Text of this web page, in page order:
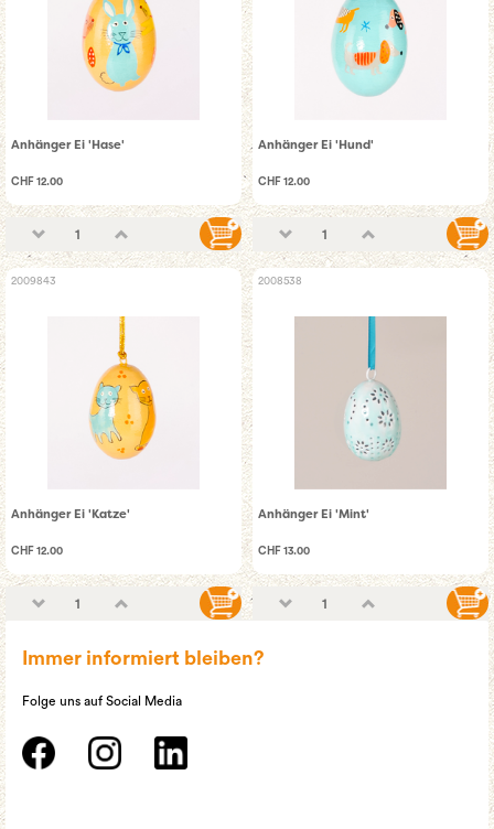
Anhänger Ei 'Hase'
CHF 12.00
Anhänger Ei 'Hund'
CHF 12.00
2009843
Anhänger Ei 'Katze'
CHF 12.00
2008538
Anhänger Ei 'Mint'
CHF 13.00
Immer informiert bleiben?
Folge uns auf Social Media